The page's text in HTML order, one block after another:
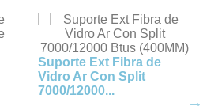
Suporte Ext Fibra de
Vidro Ar Con Split
7000/12000...